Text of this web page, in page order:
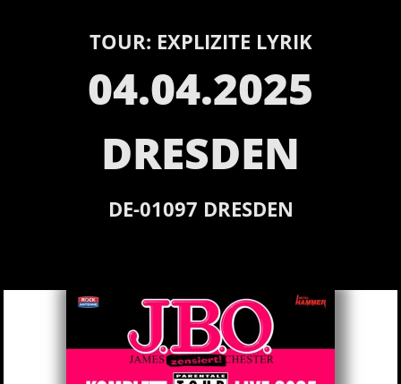
TOUR: EXPLIZITE LYRIK
04.04.2025
DRESDEN
DE-01097 DRESDEN